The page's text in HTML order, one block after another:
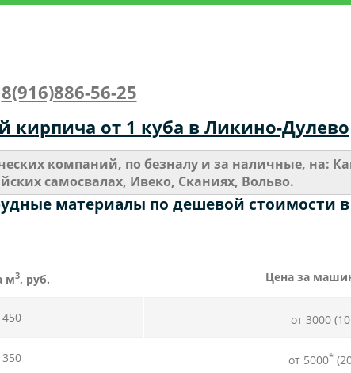
8(916)886-56-25
кирпича от 1 куба в Ликино-Дулево
компаний, по безналу и за наличные, на:
самосвалах, Ивеко, Сканиях, Вольво.
материалы по дешевой стоимости
м3, руб. Цена за
450 от 3000
350 от 5000*